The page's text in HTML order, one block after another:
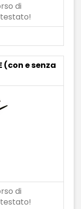
di
(con e senza
di